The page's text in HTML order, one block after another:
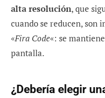
alta resolución, que
cuando se reducen, son
«Fira Code«: se
pantalla.
¿Debería elegir